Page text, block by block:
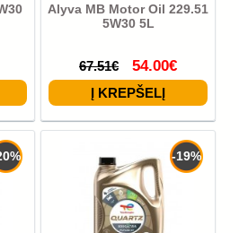
Alyva MB Motor Oil 229.51
5W30 5L
67.51€ 54.00€
-19%